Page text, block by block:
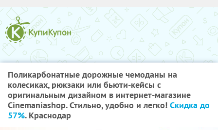
Поликарбонатные дорожные чемоданы на
колесиках, рюкзаки или бьюти-кейсы с
оригинальным дизайном в интернет-магазине
Cinemaniashop. Стильно, удобно и легко! Скидка до
57%. Краснодар